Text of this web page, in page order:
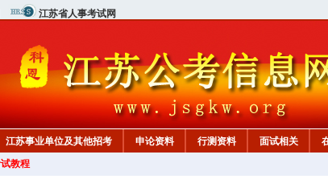
江苏省人事考试网
江苏事业单位及其他招考 申论资料 行测资料 面试相关
教程